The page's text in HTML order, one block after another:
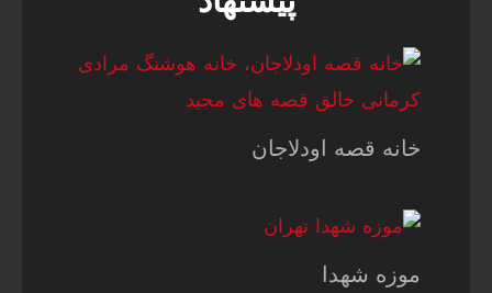
خانه قصه اودلاجان
موزه شهدا